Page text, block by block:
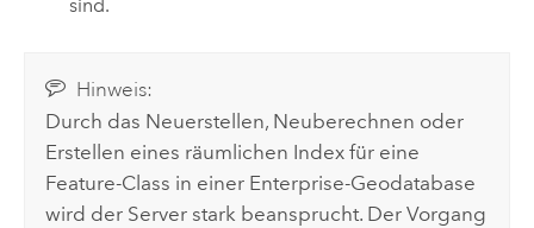
sind.
Hinweis:
Durch das Neuerstellen, Neuberechnen oder
Erstellen eines räumlichen Index für eine
Feature-Class in einer Enterprise-Geodatabase
wird der Server stark beansprucht. Der Vorgang